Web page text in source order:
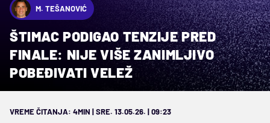
M. TEŠANOVIĆ
ŠTIMAC PODIGAO TENZIJE PRED
FINALE: NIJE VIŠE ZANIMLJIVO
POBEĐIVATI VELEŽ
VREME ČITANJA: 4MIN | SRE. 13.05.26. | 09:23